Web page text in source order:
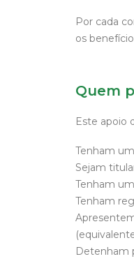
Por cada
os
Quem
Este apoio
Tenham
Sejam
Tenham
Tenham
Detenham